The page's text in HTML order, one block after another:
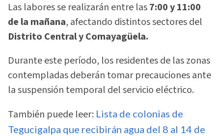
Las labores se realizarán entre las7:00 y 11:00
de la mañana, afectando distintos sectores del
Distrito Central y Comayagüela.
Durante este período, los residentes de las zonas
contempladas deberán tomar precauciones ante
la suspensión temporal del servicio eléctrico.
También puede leer: Lista de colonias de
Tegucigalpa que recibirán agua del 8 al 14 de